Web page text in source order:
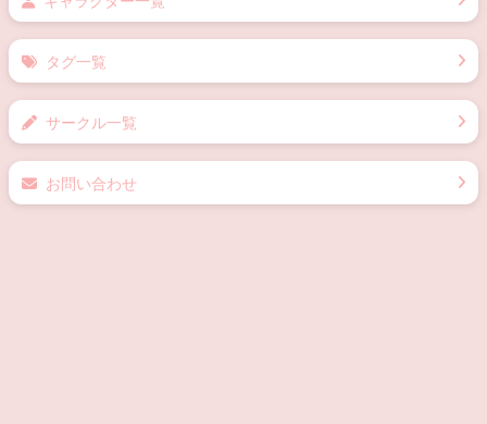
原作一覧
カップリング一覧
キャラクター一覧
タグ一覧